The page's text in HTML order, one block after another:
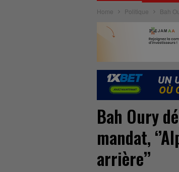
Home Politique Bah
Bah Oury
mandat,
arrière’’